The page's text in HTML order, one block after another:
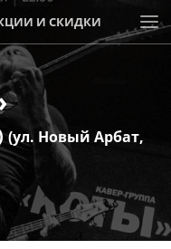
И СКИДКИ
(ул. Новый Арбат,